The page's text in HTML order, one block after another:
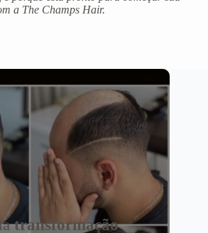
a The Champs Hair.
transformação